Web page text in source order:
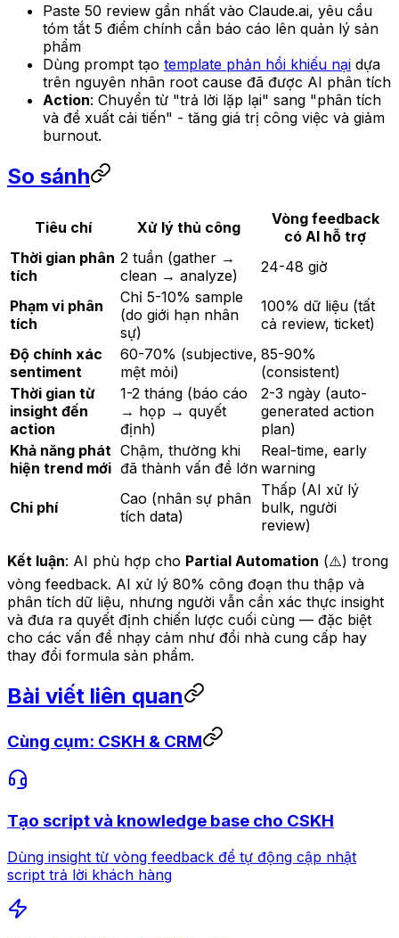
Paste 50 review gần nhất vào Claude.ai, yêu cầu
tóm tắt 5 điểm chính cần báo cáo lên quản lý sản
phẩm
Dùng prompt tạo template phản hồi khiếu nại dựa
trên nguyên nhân root cause đã được AI phân tích
Action: Chuyển từ "trả lời lặp lại" sang "phân tích
và đề xuất cải tiến" - tăng giá trị công việc và giảm
burnout.
So sánh
Tiêu chí Xử lý thủ công
Vòng feedback
có AI hỗ trợ
Thời gian phân
tích
2 tuần (gather →
clean → analyze)
24-48 giờ
Phạm vi phân
tích
Chỉ 5-10% sample
(do giới hạn nhân
sự)
100% dữ liệu (tất
cả review, ticket)
Độ chính xác
sentiment
60-70% (subjective,
mệt mỏi)
85-90%
(consistent)
Thời gian từ
insight đến
action
1-2 tháng (báo cáo
→ họp → quyết
định)
2-3 ngày (auto-
generated action
plan)
Khả năng phát
hiện trend mới
Chậm, thường khi
đã thành vấn đề lớn
Real-time, early
warning
Chi phí
Cao (nhân sự phân
tích data)
Thấp (AI xử lý
bulk, người
review)
Kết luận: AI phù hợp cho Partial Automation (⚠️) trong
vòng feedback. AI xử lý 80% công đoạn thu thập và
phân tích dữ liệu, nhưng người vẫn cần xác thực insight
và đưa ra quyết định chiến lược cuối cùng — đặc biệt
cho các vấn đề nhạy cảm như đổi nhà cung cấp hay
thay đổi formula sản phẩm.
Bài viết liên quan
Cùng cụm: CSKH & CRM
Tạo script và knowledge base cho CSKH
Dùng insight từ vòng feedback để tự động cập nhật
script trả lời khách hàng